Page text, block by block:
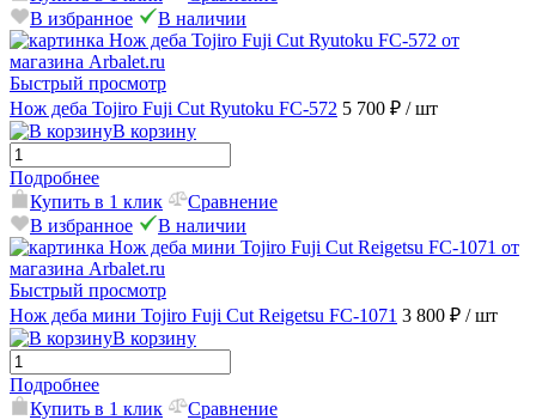
В избранное
В наличии
Быстрый просмотр
Нож деба Tojiro Fuji Cut Ryutoku FC-572 5 700 ₽ / шт
В корзину
Подробнее
Купить в 1 клик
Сравнение
В избранное
В наличии
Быстрый просмотр
Нож деба мини Tojiro Fuji Cut Reigetsu FC-1071 3 800 ₽ / шт
В корзину
Подробнее
Купить в 1 клик
Сравнение